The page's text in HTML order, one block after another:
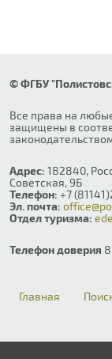
© ФГБУ
Все права на
защищены в
Адрес: 182840,
Советская, 9Б
Телефон: +7
Эл. почта:
Отдел туризма:
Телефон доверия
Главная